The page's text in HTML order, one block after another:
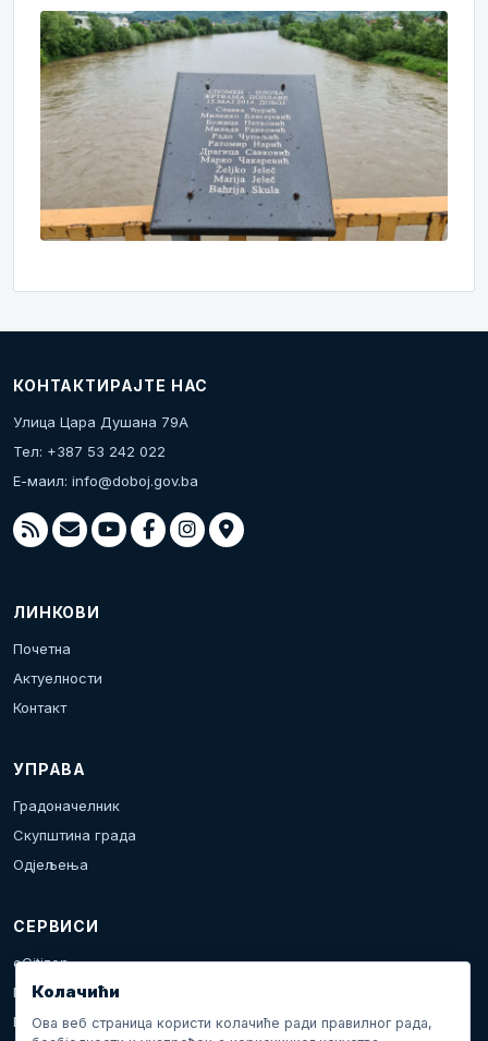
КОНТАКТИРАЈТЕ НАС
Улица Цара Душана 79А
Тел: +387 53 242 022
Е-маил: info@doboj.gov.ba
ЛИНКОВИ
Почетна
Актуелности
Контакт
УПРАВА
Градоначелник
Скупштина града
Одјељења
СЕРВИСИ
eCitizen
Пријава проблема
Календар дешавања
Колачићи
Ова веб страница користи колачиће ради правилног рада,